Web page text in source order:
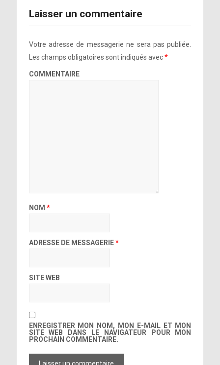
Laisser un commentaire
Votre adresse de messagerie ne sera pas publiée.
Les champs obligatoires sont indiqués avec*
COMMENTAIRE
NOM *
ADRESSE DE MESSAGERIE*
SITE WEB
ENREGISTRER MON NOM, MON E-MAIL ET MON
SITE WEB DANS LE NAVIGATEUR POUR MON
PROCHAIN COMMENTAIRE.